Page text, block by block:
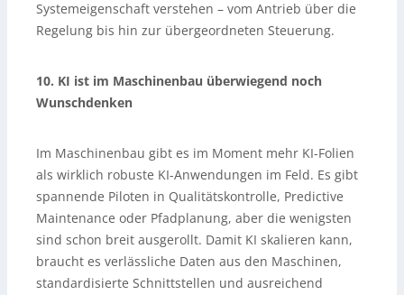
Systemeigenschaft verstehen – vom Antrieb über die
Regelung bis hin zur übergeordneten Steuerung.
10. KI ist im Maschinenbau überwiegend noch
Wunschdenken
Im Maschinenbau gibt es im Moment mehr KI-Folien
als wirklich robuste KI-Anwendungen im Feld. Es gibt
spannende Piloten in Qualitätskontrolle, Predictive
Maintenance oder Pfadplanung, aber die wenigsten
sind schon breit ausgerollt. Damit KI skalieren kann,
braucht es verlässliche Daten aus den Maschinen,
standardisierte Schnittstellen und ausreichend